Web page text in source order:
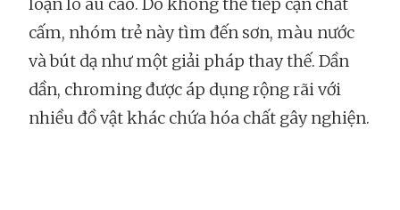
cấm, nhóm trẻ này tìm đến sơn, màu nước
và bút dạ như một giải pháp thay thế. Dần
dần, chroming được áp dụng rộng rãi với
nhiều đồ vật khác chứa hóa chất gây nghiện.